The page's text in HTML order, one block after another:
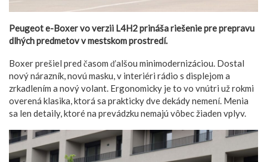
Peugeot e-Boxer vo verzii L4H2 prináša riešenie pre prepravu
dlhých predmetov v mestskom prostredí.
Boxer prešiel pred časom ďalšou minimodernizáciou. Dostal
nový nárazník, novú masku, v interiéri rádio s displejom a
zrkadlením a nový volant. Ergonomicky je to vo vnútri už rokmi
overená klasika, ktorá sa prakticky dve dekády nemení. Menia
sa len detaily, ktoré na prevádzku nemajú vôbec žiaden vplyv.